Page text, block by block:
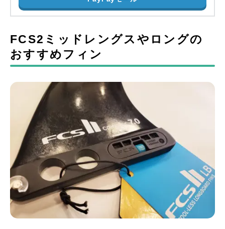
FCS2ミッドレングスやロングの
おすすめフィン